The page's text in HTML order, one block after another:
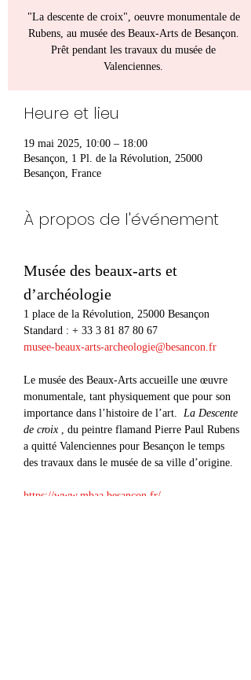
"La descente de croix", oeuvre monumentale de
Rubens, au musée des Beaux-Arts de Besançon.
Prêt pendant les travaux du musée de
Valenciennes.
Heure et lieu
19 mai 2025, 10:00 – 18:00
Besançon, 1 Pl. de la Révolution, 25000
Besançon, France
À propos de l'événement
Musée des beaux-arts et
d’archéologie
1 place de la Révolution, 25000 Besançon
Standard : + 33 3 81 87 80 67
musee-beaux-arts-archeologie@besancon.fr
Le musée des Beaux-Arts accueille une œuvre
monumentale, tant physiquement que pour son
importance dans l’histoire de l’art.
La Descente
de croix , du peintre flamand Pierre Paul Rubens
a quitté Valenciennes pour Besançon le temps
des travaux dans le musée de sa ville d’origine.
https://www.mbaa.besancon.fr/